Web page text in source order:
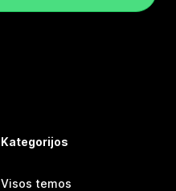
Kategorijos
Visos temos